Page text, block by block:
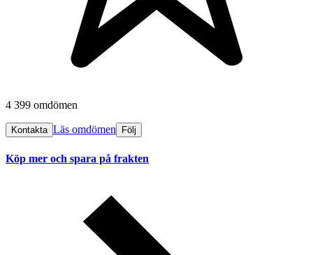
4 399 omdömen
Kontakta Läs omdömen Följ
Köp mer och spara på frakten